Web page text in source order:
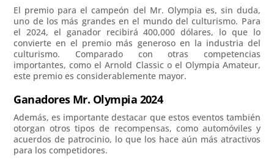
El premio para el campeón del Mr. Olympia es, sin duda,
uno de los más grandes en el mundo del culturismo. Para
el 2024, el ganador recibirá 400,000 dólares, lo que lo
convierte en el premio más generoso en la industria del
culturismo. Comparado con otras competencias
importantes, como el Arnold Classic o el Olympia Amateur,
este premio es considerablemente mayor.
Ganadores Mr. Olympia 2024
Además, es importante destacar que estos eventos también
otorgan otros tipos de recompensas, como automóviles y
acuerdos de patrocinio, lo que los hace aún más atractivos
para los competidores.